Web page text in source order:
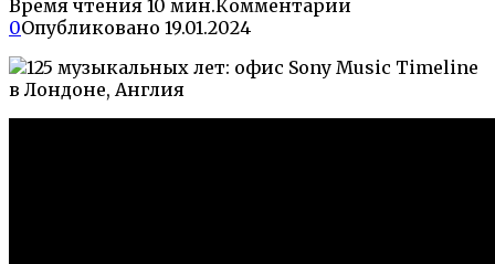
Время чтения 10 мин.Комментарии
0Опубликовано 19.01.2024